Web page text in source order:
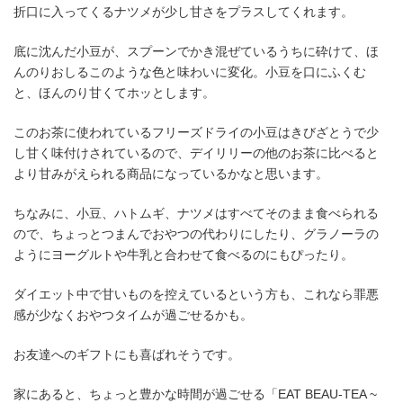
折口に入ってくるナツメが少し甘さをプラスしてくれます。
底に沈んだ小豆が、スプーンでかき混ぜているうちに砕けて、ほ
んのりおしるこのような色と味わいに変化。小豆を口にふくむ
と、ほんのり甘くてホッとします。
このお茶に使われているフリーズドライの小豆はきびざとうで少
し甘く味付けされているので、デイリリーの他のお茶に比べると
より甘みがえられる商品になっているかなと思います。
ちなみに、小豆、ハトムギ、ナツメはすべてそのまま食べられる
ので、ちょっとつまんでおやつの代わりにしたり、グラノーラの
ようにヨーグルトや牛乳と合わせて食べるのにもぴったり。
ダイエット中で甘いものを控えているという方も、これなら罪悪
感が少なくおやつタイムが過ごせるかも。
お友達へのギフトにも喜ばれそうです。
家にあると、ちょっと豊かな時間が過ごせる「EAT BEAU-TEA ~